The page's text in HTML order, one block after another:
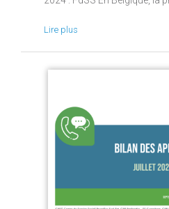
Lire plus